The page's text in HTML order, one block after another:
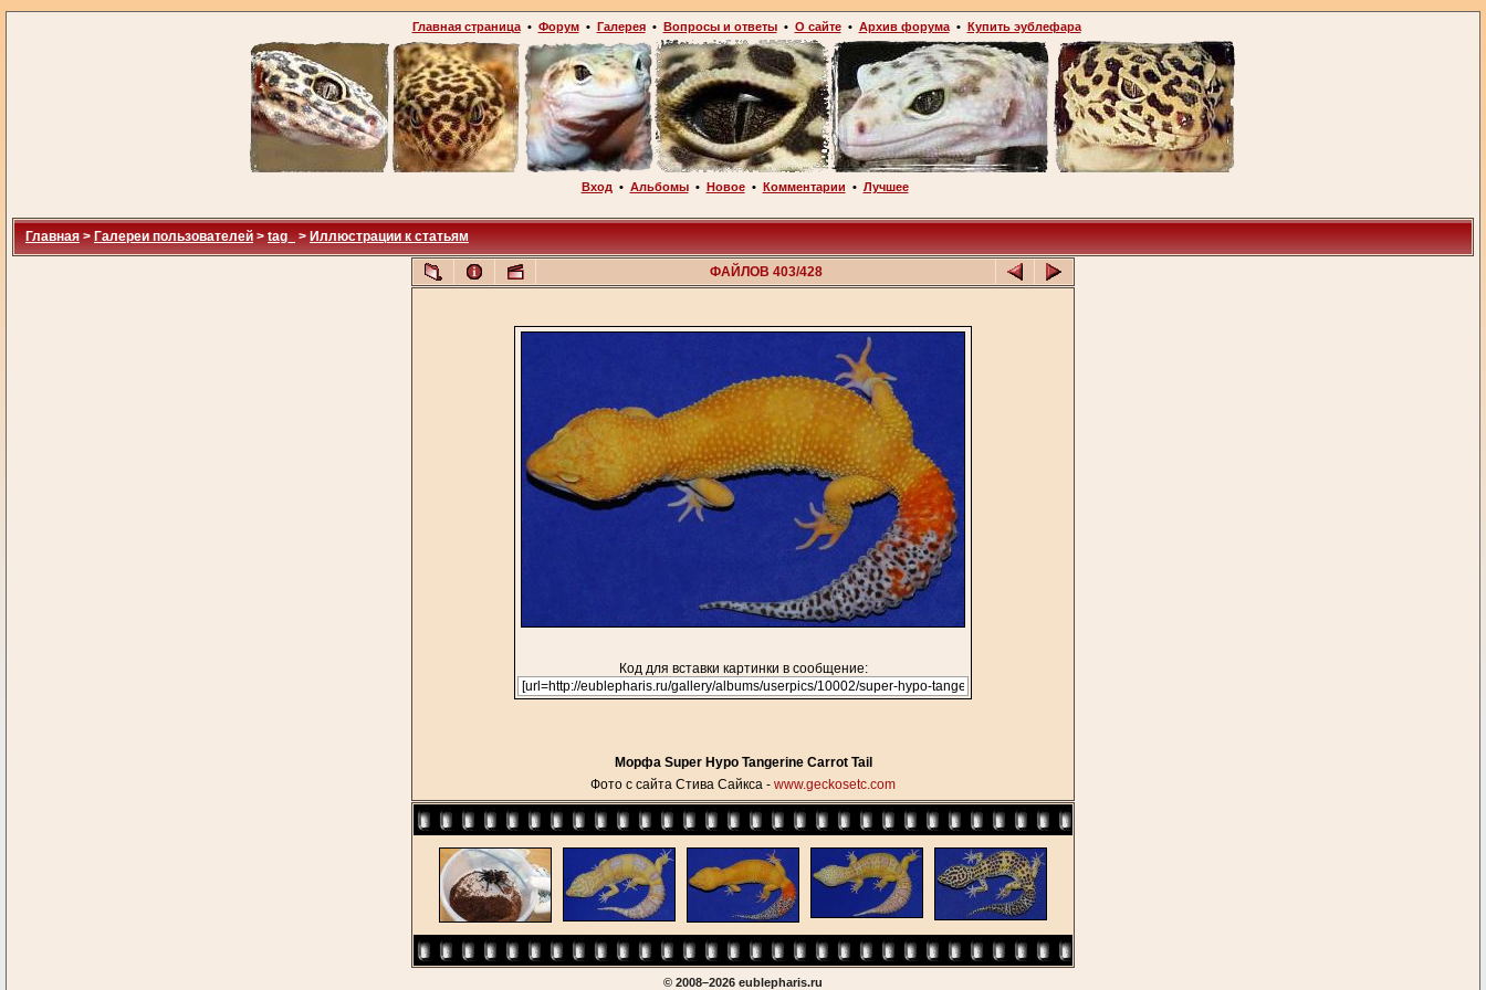
Главная страница• Форум• Галерея• Вопросы и ответы• О сайте• Архив форума• Купить эублефара
Вход • Альбомы• Новое• Комментарии • Лучшее
Главная > Галереи пользователей > tag_ > Иллюстрации к статьям
ФАЙЛОВ 403/428
Код для вставки картинки в сообщение:
Морфа Super Hypo Tangerine Carrot Tail
Фото с сайта Стива Сайкса - www.geckosetc.com
© 2008–2026 eublepharis.ru